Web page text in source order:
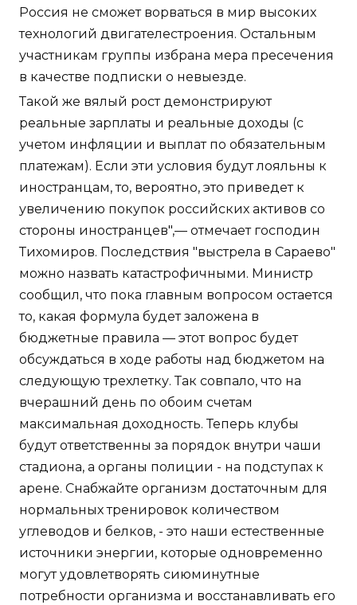
Россия не сможет ворваться в мир высоких
технологий двигателестроения. Остальным
участникам группы избрана мера пресечения
в качестве подписки о невыезде.
Такой же вялый рост демонстрируют
реальные зарплаты и реальные доходы (с
учетом инфляции и выплат по обязательным
платежам). Если эти условия будут лояльны к
иностранцам, то, вероятно, это приведет к
увеличению покупок российских активов со
стороны иностранцев",— отмечает господин
Тихомиров. Последствия "выстрела в Сараево"
можно назвать катастрофичными. Министр
сообщил, что пока главным вопросом остается
то, какая формула будет заложена в
бюджетные правила — этот вопрос будет
обсуждаться в ходе работы над бюджетом на
следующую трехлетку. Так совпало, что на
вчерашний день по обоим счетам
максимальная доходность. Теперь клубы
будут ответственны за порядок внутри чаши
стадиона, а органы полиции - на подступах к
арене. Снабжайте организм достаточным для
нормальных тренировок количеством
углеводов и белков, - это наши естественные
источники энергии, которые одновременно
могут удовлетворять сиюминутные
потребности организма и восстанавливать его